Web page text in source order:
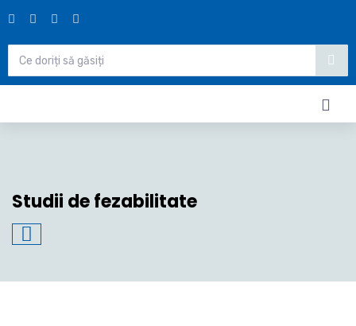
Studii de fezabilitate